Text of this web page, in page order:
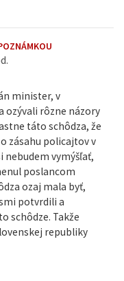
minister, v
ozývali rôzne názory
táto schôdza, že
zásahu policajtov v
nebudem vymýšľať,
poslancom
ozaj mala byť,
potvrdili a
schôdze. Takže
republiky